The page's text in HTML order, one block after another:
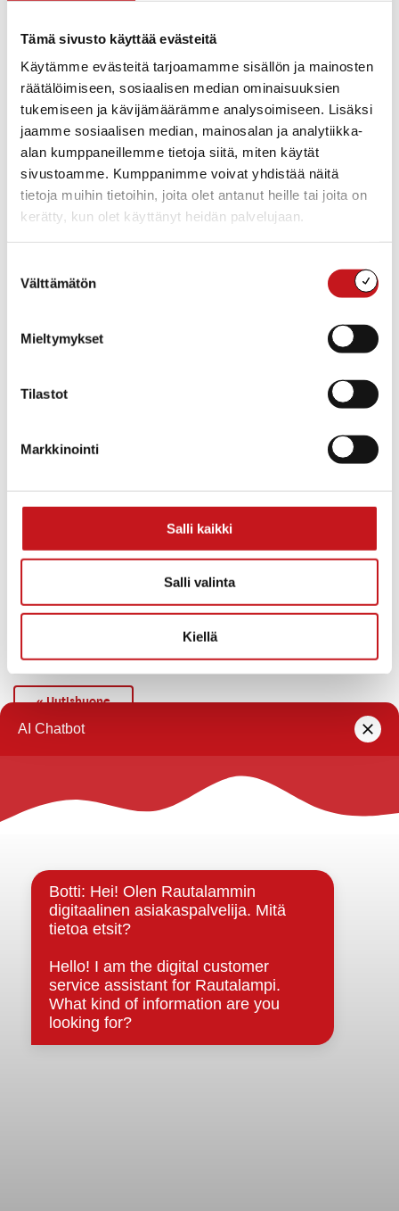
Tämä sivusto käyttää evästeitä
Käytämme evästeitä tarjoamamme sisällön ja mainosten
räätälöimiseen, sosiaalisen median ominaisuuksien
tukemiseen ja kävijämäärämme analysoimiseen. Lisäksi
jaamme sosiaalisen median, mainosalan ja analytiikka-
alan kumppaneillemme tietoja siitä, miten käytät
sivustoamme. Kumppanimme voivat yhdistää näitä
tietoja muihin tietoihin, joita olet antanut heille tai joita on
kerätty, kun olet käyttänyt heidän palvelujaan.
valinta
Välttämätön
Mieltymykset
Tilastot
Markkinointi
Salli kaikki
Salli valinta
Kiellä
Peruskouluikäinen lapsi/nuori: olethan jo tutustunut
Harrastamisen Suomen malli – Rautalampi.fi
« Uutishuone
Rautalammin kunta
Strategiat, ohjelmat, ohjeet, suunnitelmat, säännöt ja
sopimukset
Asiakirjajulkisuuskuvaus
Evästeet
Saavutettavuusseloste
Tietosuoja
Tietosuojaselosteet